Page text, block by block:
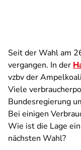
Seit der Wahl am
vergangen. In der
vzbv der
Viele
Bundesregierung
Bei einigen
Wie ist die Lage
nächsten Wahl?